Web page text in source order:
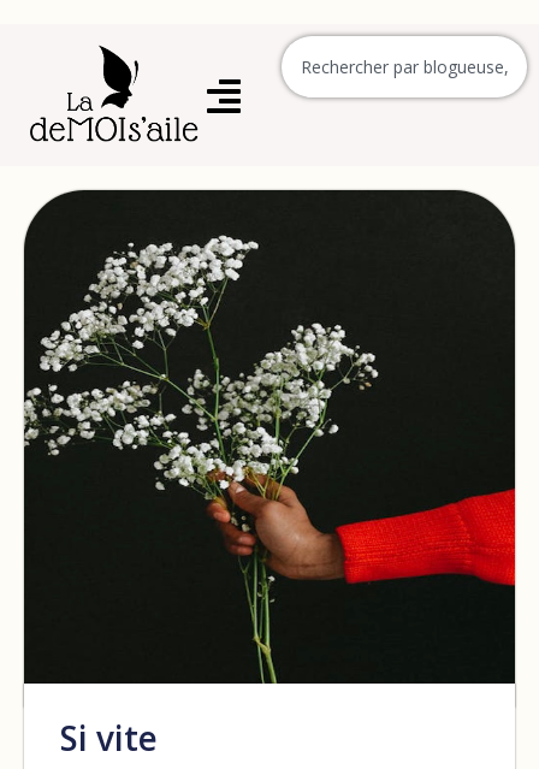
Si vite